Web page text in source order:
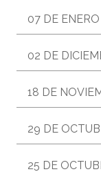
07 DE
02 DE
18 DE
29 DE
25 DE